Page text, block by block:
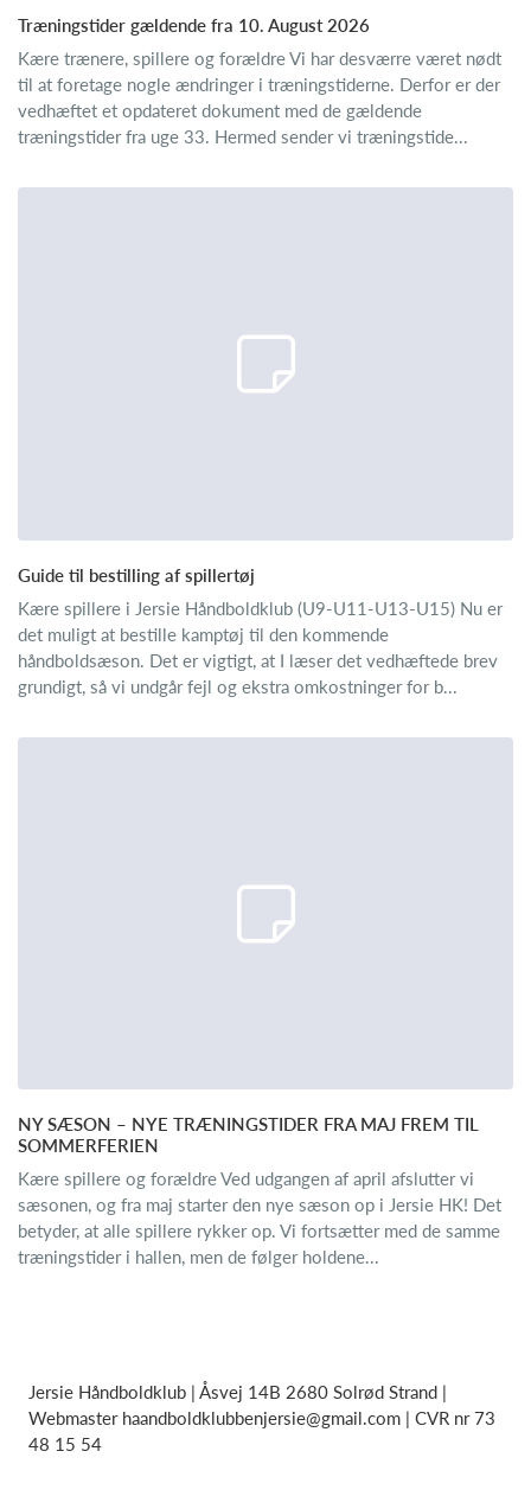
Træningstider gældende fra 10. August 2026
Kære trænere, spillere og forældre Vi har desværre været nødt
til at foretage nogle ændringer i træningstiderne. Derfor er der
vedhæftet et opdateret dokument med de gældende
træningstider fra uge 33. Hermed sender vi træningstide...
Guide til bestilling af spillertøj
Kære spillere i Jersie Håndboldklub (U9-U11-U13-U15) Nu er
det muligt at bestille kamptøj til den kommende
håndboldsæson. Det er vigtigt, at I læser det vedhæftede brev
grundigt, så vi undgår fejl og ekstra omkostninger for b...
NY SÆSON – NYE TRÆNINGSTIDER FRA MAJ FREM TIL
SOMMERFERIEN
Kære spillere og forældre Ved udgangen af april afslutter vi
sæsonen, og fra maj starter den nye sæson op i Jersie HK! Det
betyder, at alle spillere rykker op. Vi fortsætter med de samme
træningstider i hallen, men de følger holdene...
Jersie Håndboldklub | Åsvej 14B 2680 Solrød Strand |
Webmaster haandboldklubbenjersie@gmail.com | CVR nr 73
48 15 54